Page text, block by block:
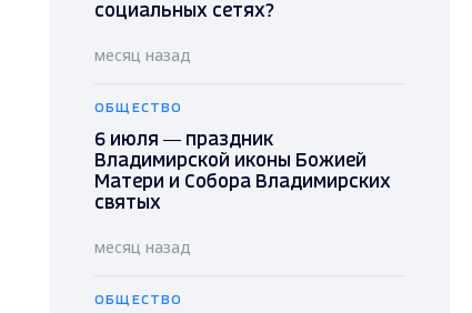
социальных сетях?
месяц назад
ОБЩЕСТВО
6 июля — праздник
Владимирской иконы Божией
Матери и Собора Владимирских
святых
месяц назад
ОБЩЕСТВО